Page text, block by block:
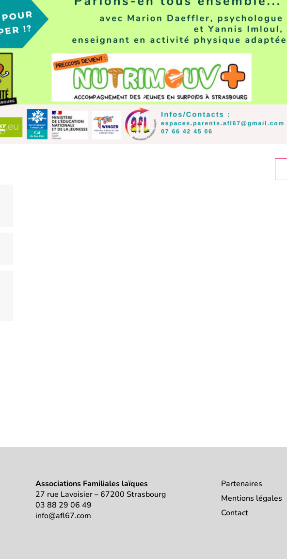
Associations Familiales laïques
27 rue Lavoisier – 67200 Strasbourg
03 88 29 06 49
info@afl67.com
Partenaires
Mentions légales
Contact